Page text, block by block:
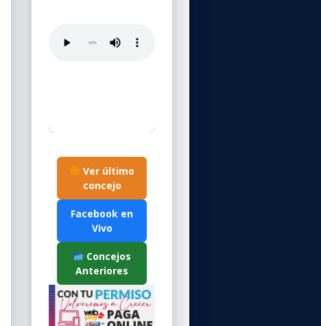
Ver último
concejo
Facebook en
Vivo
Concejos
Anteriores